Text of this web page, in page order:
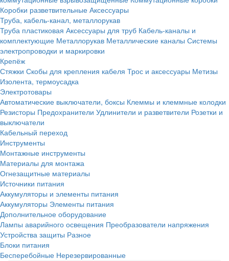
Коробки разветвительные Аксессуары
Труба, кабель-канал, металлорукав
Труба пластиковая Аксессуары для труб Кабель-каналы и
комплектующие Металлорукав Металлические каналы Системы
электропроводки и маркировки
Крепёж
Стяжки Скобы для крепления кабеля Трос и аксессуары Метизы
Изолента, термоусадка
Электротовары
Автоматические выключатели, боксы Клеммы и клеммные колодки
Резисторы Предохранители Удлинители и разветвители Розетки и
выключатели
Кабельный переход
Инструменты
Монтажные инструменты
Материалы для монтажа
Огнезащитные материалы
Источники питания
Аккумуляторы и элементы питания
Аккумуляторы Элементы питания
Дополнительное оборудование
Лампы аварийного освещения Преобразователи напряжения
Устройства защиты Разное
Блоки питания
Бесперебойные Нерезервированные